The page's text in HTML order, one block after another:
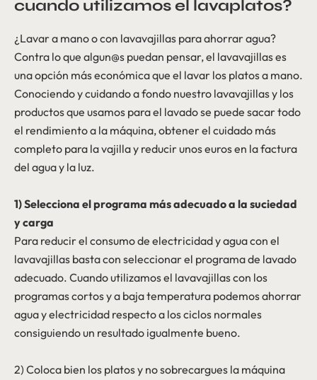
cuando utilizamos el lavaplatos?
¿Lavar a mano o con lavavajillas para ahorrar agua?
Contra lo que algun@s puedan pensar, el lavavajillas es
una opción más económica que el lavar los platos a mano.
Conociendo y cuidando a fondo nuestro lavavajillas y los
productos que usamos para el lavado se puede sacar todo
el rendimiento a la máquina, obtener el cuidado más
completo para la vajilla y reducir unos euros en la factura
del agua y la luz.
1) Selecciona el programa más adecuado a la suciedad
y carga
Para reducir el consumo de electricidad y agua con el
lavavajillas basta con seleccionar el programa de lavado
adecuado. Cuando utilizamos el lavavajillas con los
programas cortos y a baja temperatura podemos ahorrar
agua y electricidad respecto a los ciclos normales
consiguiendo un resultado igualmente bueno.
2) Coloca bien los platos y no sobrecargues la máquina